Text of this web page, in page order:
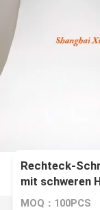
Rechteck-
mit schweren
MOQ：100PCS